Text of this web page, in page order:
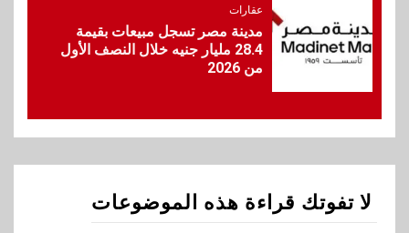
في مضيق هرمز
1
اتصالات وتكنولوجيا
المحمول للنيابة العامة
جوميا مصر تطلق حملة العودة
عقارات
مدينة مصر تسجل مبيعات بقيمة
28.4 مليار جنيه خلال النصف الأول
من 2026
لا تفوتك قراءة هذه الموضوعات